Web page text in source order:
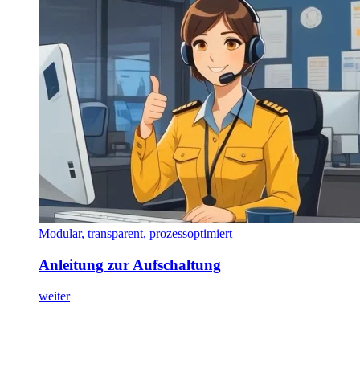
Modular, transparent, prozessoptimiert
Anleitung zur Aufschaltung
weiter